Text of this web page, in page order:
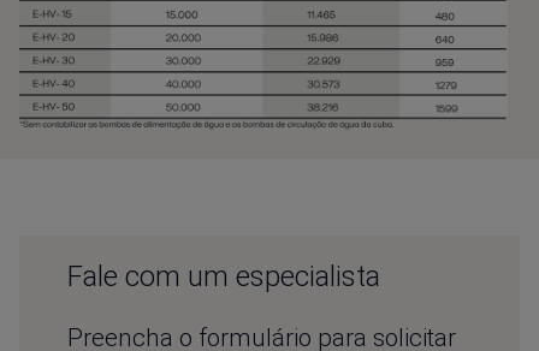
Fale com um especialista
Preencha o formulário para solicitar